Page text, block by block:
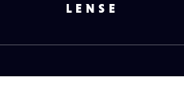
LENSE